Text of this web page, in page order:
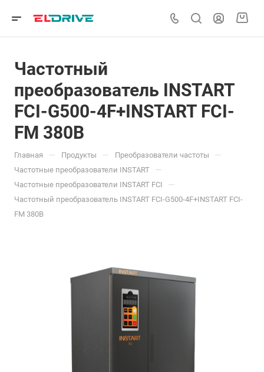
Частотный
преобразователь INSTART
FCI-G500-4F+INSTART FCI-
FM 380В
Главная — Продукты — Преобразователи частоты —
Частотные преобразователи INSTART —
Частотные преобразователи INSTART FCI —
Частотный преобразователь INSTART FCI-G500-4F+INSTART FCI-
FM 380В